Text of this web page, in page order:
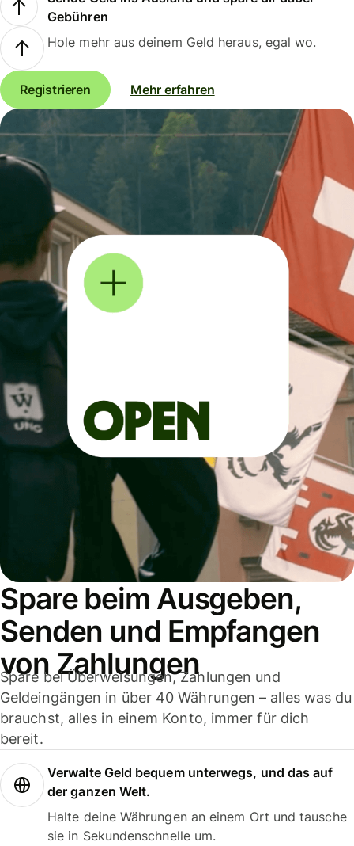
Gebühren
Hole mehr aus deinem Geld heraus, egal wo.
Registrieren Mehr erfahren
Spare beim Ausgeben,
Senden und Empfangen
von Zahlungen
Spare bei Überweisungen, Zahlungen und
Geldeingängen in über 40 Währungen – alles was du
brauchst, alles in einem Konto, immer für dich
bereit.
Verwalte Geld bequem unterwegs, und das auf
der ganzen Welt.
Halte deine Währungen an einem Ort und tausche
sie in Sekundenschnelle um.